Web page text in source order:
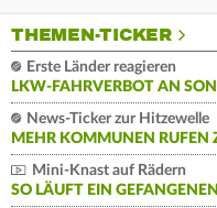
THEMEN-TICKER
Erste Länder reagieren
LKW-FAHRVERBOT AN
News-Ticker zur Hitzewelle
MEHR KOMMUNEN RUFEN
Mini-Knast auf Rädern
SO LÄUFT EIN